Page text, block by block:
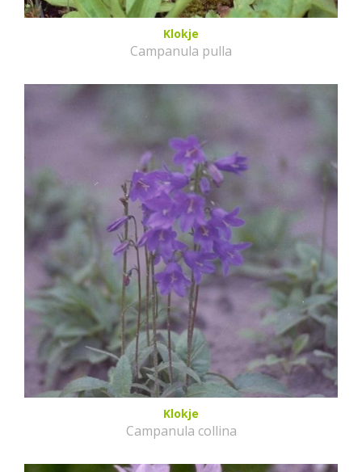
Klokje
Campanula pulla
Klokje
Campanula collina